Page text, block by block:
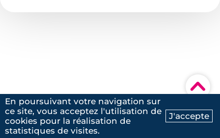
Ma recherche Contactez-nous
▾
Nos dernières actualités
En poursuivant votre navigation sur
ce site, vous acceptez l'utilisation de
cookies pour la réalisation de
statistiques de visites.
J'accepte